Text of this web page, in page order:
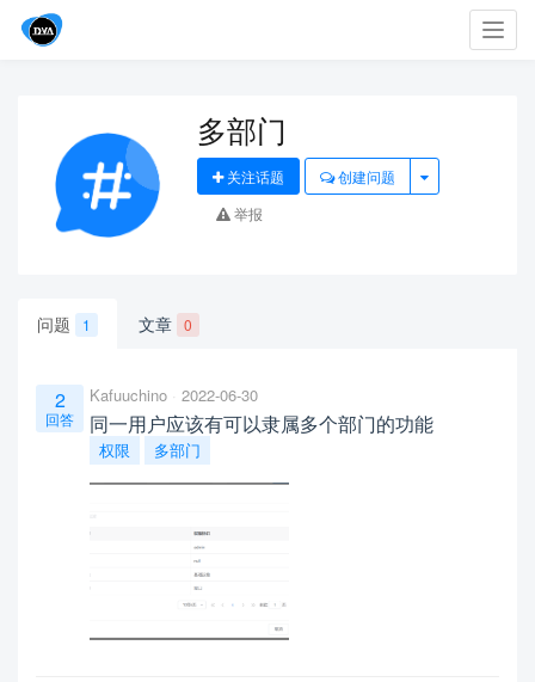
多部门
关注话题
创建问题
举报
问题 1 文章 0
2
回答
Kafuuchino 2022-06-30
同一用户应该有可以隶属多个部门的功能
权限 多部门